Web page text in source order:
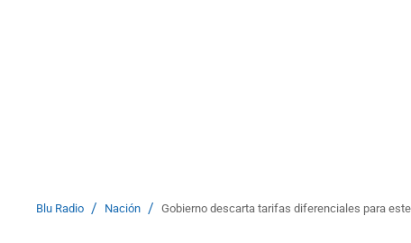
Blu Radio / Nación / Gobierno descarta tarifas diferenciales para